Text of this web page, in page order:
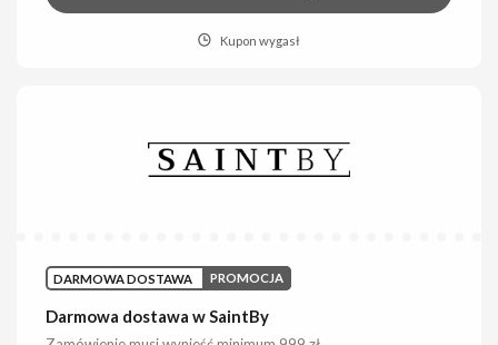
Kupon wygasł
DARMOWA DOSTAWA PROMOCJA
Darmowa dostawa w SaintBy